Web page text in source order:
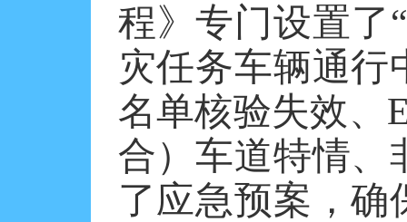
程》专门设置了
灾任务车辆通行
名单核验失效、
合）车道特情、
了应急预案，确